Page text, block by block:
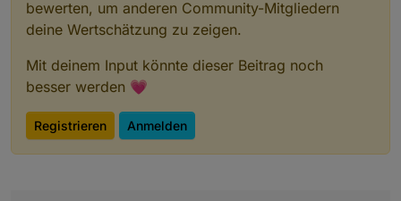
bewerten, um anderen Community-Mitgliedern
deine Wertschätzung zu zeigen.
Mit deinem Input könnte dieser Beitrag noch
besser werden 💗
Registrieren Anmelden